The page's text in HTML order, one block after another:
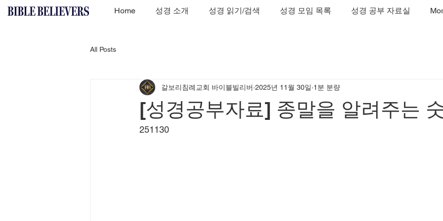
Home 성경 소개 성경 읽기/검색 성경 모임 목록 성경 공부 자료실
All Posts
[성경공부자료] 종말을 알려주는
갈보리침례교회 바이블빌리버 2025년 11월 30일 1분 분량
251130